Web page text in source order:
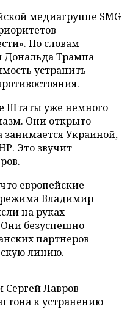
медиагруппе SMG
. По словам
Дональда Трампа
устранить
Штаты уже немного
Они открыто
занимается Украиной,
Это звучит
европейские
режима Владимир
на руках
безуспешно
партнеров
линию.
Сергей Лавров
к устранению